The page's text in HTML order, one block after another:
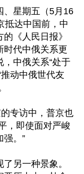
、星期五（5月16
抵达中国前，中
《人民日报》
时代中俄关系更
中俄关系“处于
动中俄世代友
专访中，普京也
，即使面对严峻
强。”
另一种景象。